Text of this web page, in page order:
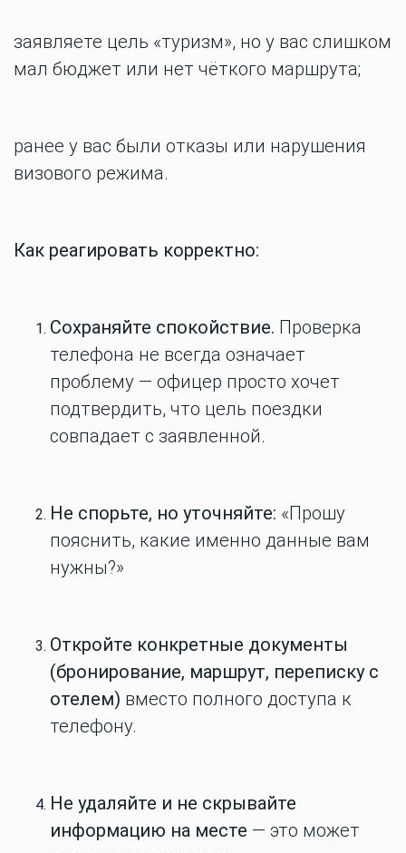
заявляете цель «туризм», но у вас слишком
мал бюджет или нет чёткого маршрута;
ранее у вас были отказы или нарушения
визового режима.
Как реагировать корректно:
Сохраняйте спокойствие. Проверка
телефона не всегда означает
проблему — офицер просто хочет
подтвердить, что цель поездки
совпадает с заявленной.
Не спорьте, но уточняйте: «Прошу
пояснить, какие именно данные вам
нужны?»
Откройте конкретные документы
(бронирование, маршрут, переписку с
отелем) вместо полного доступа к
телефону.
Не удаляйте и не скрывайте
информацию на месте — это может